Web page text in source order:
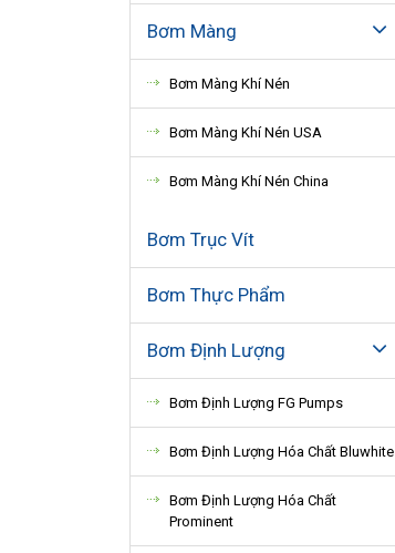
Bơm Màng
Bơm Màng Khí Nén
Bơm Màng Khí Nén USA
Bơm Màng Khí Nén China
Bơm Trục Vít
Bơm Thực Phẩm
Bơm Định Lượng
Bơm Định Lượng FG Pumps
Bơm Định Lượng Hóa Chất Bluwhite
Bơm Định Lượng Hóa Chất
Prominent